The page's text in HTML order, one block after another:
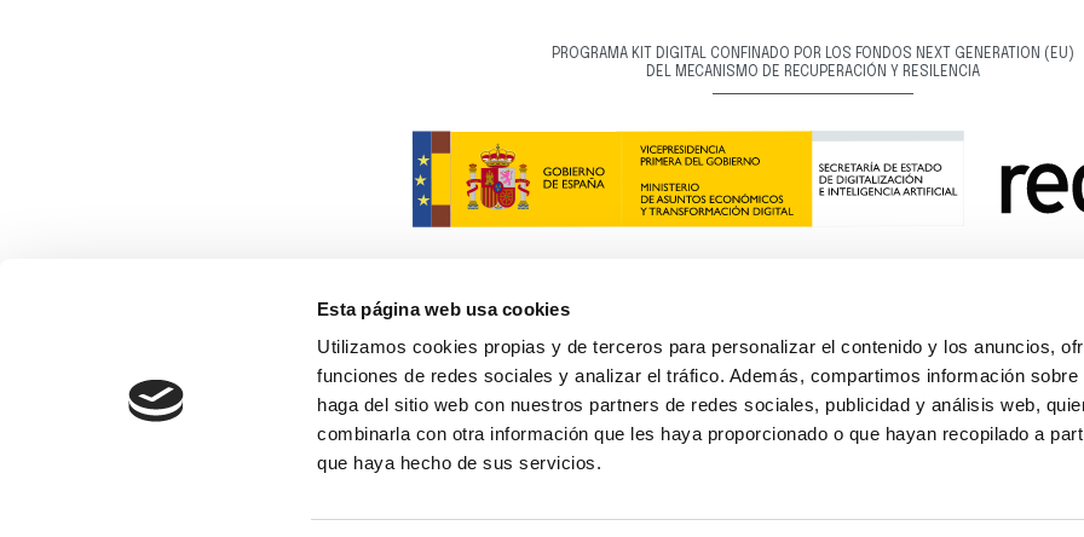
Esta página web usa cookies
Utilizamos cookies propias y de terceros para personalizar el contenido y los anuncios,
funciones de redes sociales y analizar el tráfico. Además, compartimos información sobre
haga del sitio web con nuestros partners de redes sociales, publicidad y análisis web,
combinarla con otra información que les haya proporcionado o que hayan recopilado a
que haya hecho de sus servicios.
PROGRAMA KIT DIGITAL CONFINADO POR LOS FONDOS NEXT GENERATION (EU)
DEL MECANISMO DE RECUPERACIÓN Y RESILENCIA
Financiado por la Unión Europea - NextGenerationEU. Sin embargo, los puntos de vista y las opiniones expresadas son
responsables de las mismas